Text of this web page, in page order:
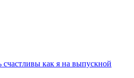
как я на выпускной